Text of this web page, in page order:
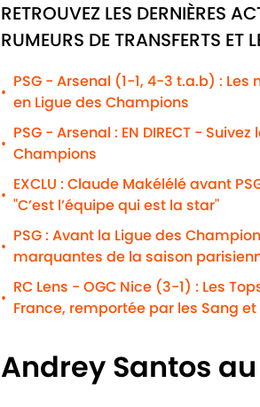
RETROUVEZ LES DERNIÈRES
RUMEURS DE TRANSFERTS ET
•
PSG - Arsenal (1-1, 4-3 t.a.b) :
en Ligue des Champions
•
PSG - Arsenal : EN DIRECT -
Champions
•
EXCLU : Claude Makélélé avant
"C’est l’équipe qui est la star"
•
PSG : Avant la Ligue des
marquantes de la saison
•
RC Lens - OGC Nice (3-1) : Les
France, remportée par les Sang et
Andrey Santos